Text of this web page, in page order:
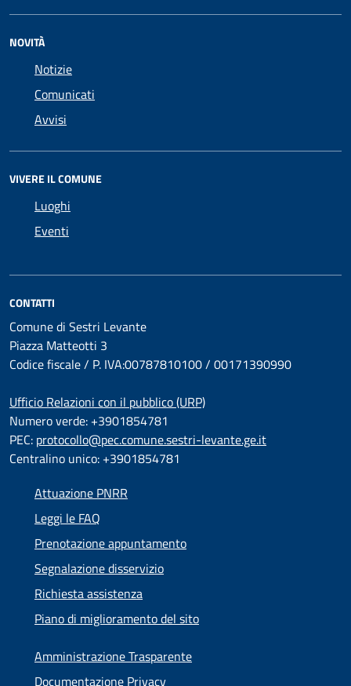
NOVITÀ
Notizie
Comunicati
Avvisi
VIVERE IL COMUNE
Luoghi
Eventi
CONTATTI
Comune di Sestri Levante
Piazza Matteotti 3
Codice fiscale / P. IVA:00787810100 / 00171390990
Ufficio Relazioni con il pubblico (URP)
Numero verde: +3901854781
PEC: protocollo@pec.comune.sestri-levante.ge.it
Centralino unico: +3901854781
Attuazione PNRR
Leggi le FAQ
Prenotazione appuntamento
Segnalazione disservizio
Richiesta assistenza
Piano di miglioramento del sito
Amministrazione Trasparente
Documentazione Privacy